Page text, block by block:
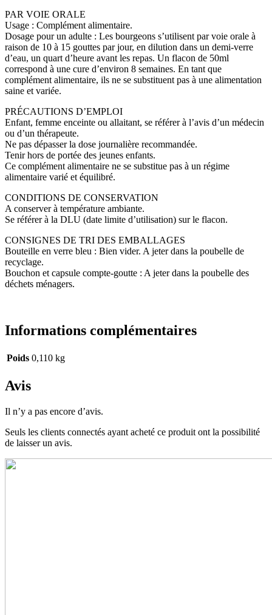
PAR VOIE ORALE
Usage : Complément alimentaire.
Dosage pour un adulte : Les bourgeons s’utilisent par voie orale à
raison de 10 à 15 gouttes par jour, en dilution dans un demi-verre
d’eau, un quart d’heure avant les repas. Un flacon de 50ml
correspond à une cure d’environ 8 semaines. En tant que
complément alimentaire, ils ne se substituent pas à une alimentation
saine et variée.
PRÉCAUTIONS D’EMPLOI
Enfant, femme enceinte ou allaitant, se référer à l’avis d’un médecin
ou d’un thérapeute.
Ne pas dépasser la dose journalière recommandée.
Tenir hors de portée des jeunes enfants.
Ce complément alimentaire ne se substitue pas à un régime
alimentaire varié et équilibré.
CONDITIONS DE CONSERVATION
A conserver à température ambiante.
Se référer à la DLU (date limite d’utilisation) sur le flacon.
CONSIGNES DE TRI DES EMBALLAGES
Bouteille en verre bleu : Bien vider. A jeter dans la poubelle de
recyclage.
Bouchon et capsule compte-goutte : A jeter dans la poubelle des
déchets ménagers.
Informations complémentaires
Poids 0,110 kg
Avis
Il n’y a pas encore d’avis.
Seuls les clients connectés ayant acheté ce produit ont la possibilité
de laisser un avis.